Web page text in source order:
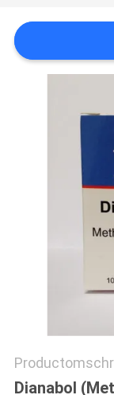
PRIVACY
POLICY
Dianabol